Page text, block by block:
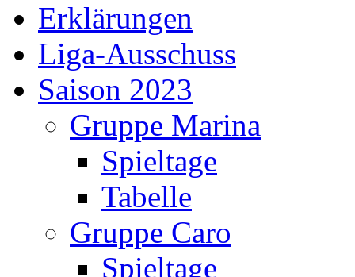
Erklärungen
Liga-Ausschuss
Saison 2023
Gruppe Marina
Spieltage
Tabelle
Gruppe Caro
Spieltage